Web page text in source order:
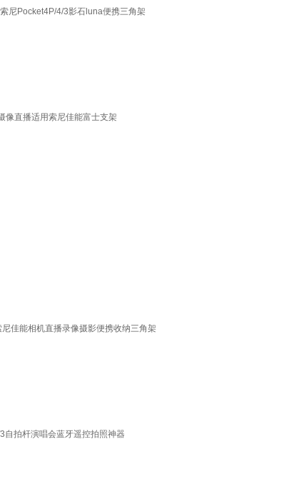
尼Pocket4P/4/3影石luna便携三角架
像直播适用索尼佳能富士支架
佳能相机直播录像摄影便携收纳三角架
拍杆演唱会蓝牙遥控拍照神器